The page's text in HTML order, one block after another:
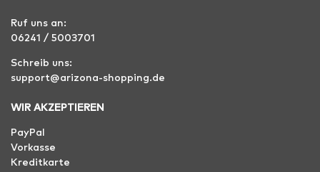
Ruf uns an:
06241 / 5003701
Schreib uns:
support@arizona-shopping.de
WIR AKZEPTIEREN
PayPal
Vorkasse
Kreditkarte